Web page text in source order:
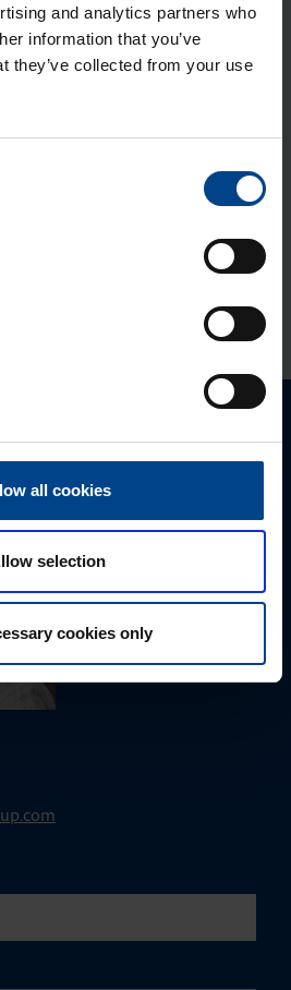
and analytics partners who
information that you’ve
they’ve collected from your use
all cookies
selection
cookies only
Orion Plus, 650x400x200
IP65
FL117A
Orion Plus, 650x400x250
Orion Plus, aknaga,
ühendust